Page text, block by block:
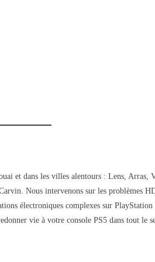
et dans les villes alentours : Lens, Arras,
Nous intervenons sur les problèmes
électroniques complexes sur
vie à votre console PS5 dans tout le